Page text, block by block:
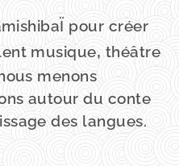
pour créer
musique, théâtre
menons
autour du conte
des langues.